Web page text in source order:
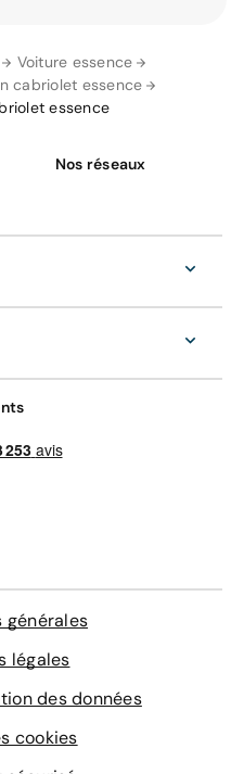
Voiture essence
cabriolet essence
essence
Nos réseaux
générales
légales
des données
cookies